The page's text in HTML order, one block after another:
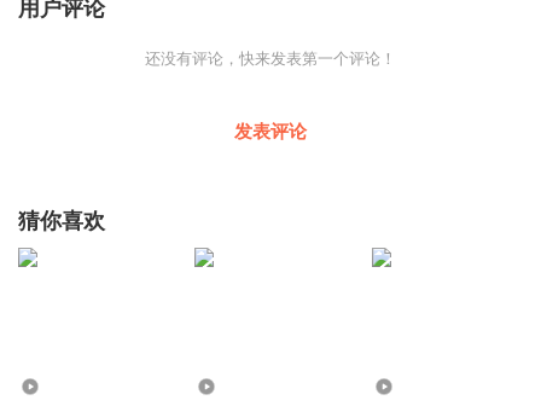
用户评论
还没有评论，快来发表第一个评论！
发表评论
猜你喜欢